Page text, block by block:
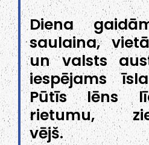
Diena
saulaina,
un valsts
iespējams
Pūtīs lēns
rietumu,
vējš.